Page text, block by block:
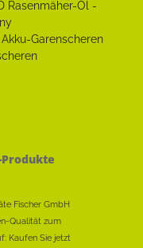
Fischer GmbH
Qualität zum
Kaufen Sie jetzt